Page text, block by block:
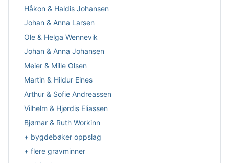
Håkon & Haldis Johansen
Johan & Anna Larsen
Ole & Helga Wennevik
Johan & Anna Johansen
Meier & Mille Olsen
Martin & Hildur Eines
Arthur & Sofie Andreassen
Vilhelm & Hjørdis Eliassen
Bjørnar & Ruth Workinn
+ bygdebøker oppslag
+ flere gravminner